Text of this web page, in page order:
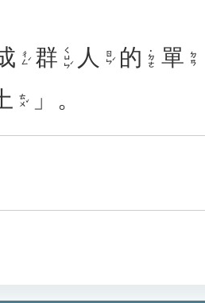
ㄔㄥˊ 群 ㄑㄩㄣˊ 人 ㄖㄣˊ 的 ˙ㄉㄜ 單 ㄉㄢ
ㄊㄨˇ 」。